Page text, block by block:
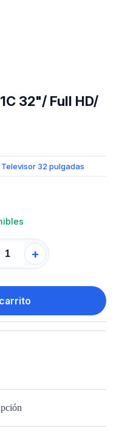
32"/ Full HD/
Televisor 32 pulgadas
+